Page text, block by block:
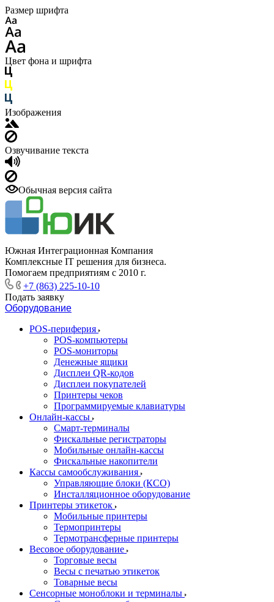
Размер шрифта
Цвет фона и шрифта
Изображения
Озвучивание текста
Обычная версия сайта
Южная Интеграционная Компания
Комплексные IT решения для бизнеса.
Помогаем предприятиям с 2010 г.
+7 (863) 225-10-10
Подать заявку
Оборудование
POS-периферия
POS-компьютеры
POS-мониторы
Денежные ящики
Дисплеи QR-кодов
Дисплеи покупателей
Принтеры чеков
Программируемые клавиатуры
Онлайн-кассы
Смарт-терминалы
Фискальные регистраторы
Мобильные онлайн-кассы
Фискальные накопители
Кассы самообслуживания
Управляющие блоки (КСО)
Инсталляционное оборудование
Принтеры этикеток
Мобильные принтеры
Термопринтеры
Термотрансферные принтеры
Весовое оборудование
Торговые весы
Весы с печатью этикеток
Товарные весы
Сенсорные моноблоки и терминалы